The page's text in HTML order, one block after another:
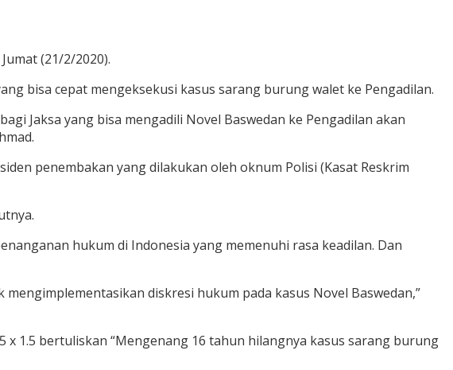
(21/2/2020).
bisa cepat mengeksekusi kasus sarang burung walet ke Pengadilan.
Jaksa yang bisa mengadili Novel Baswedan ke Pengadilan akan
penembakan yang dilakukan oleh oknum Polisi (Kasat Reskrim
hukum di Indonesia yang memenuhi rasa keadilan. Dan
diskresi hukum pada kasus Novel Baswedan,”
1.5 bertuliskan “Mengenang 16 tahun hilangnya kasus sarang burung